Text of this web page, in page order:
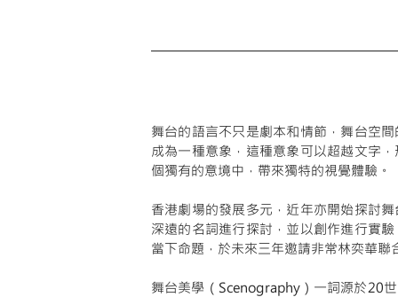
舞台的語言不只是劇本和情節，舞台空
成為一種意象，這種意象可以超越文字
個獨有的意境中，帶來獨特的視覺體驗。
香港劇場的發展多元，近年亦開始探討
深遠的名詞進行探討，並以創作進行實
當下命題，於未來三年邀請非常林奕華
舞台美學（Scenography）一詞源於20